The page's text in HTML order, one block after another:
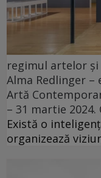
regimul artelor
Alma Redlinger –
Artă
– 31 martie 2024.
Există o
organizează